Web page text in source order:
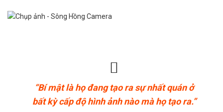
“Bí mật là họ đang tạo ra sự nhất quán ở
bất kỳ cấp độ hình ảnh nào mà họ tạo ra.”